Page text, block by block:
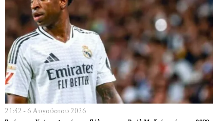
21:42 - 6 Αυγούστου 2026